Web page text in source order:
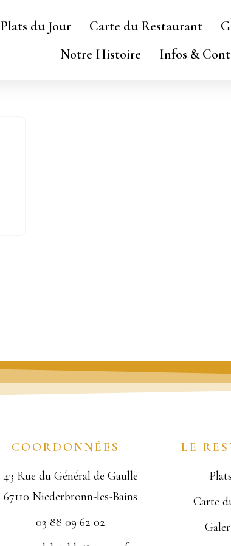
Plats du Jour Carte du Restaurant
Notre Histoire
Infos &
COORDONNÉES
43 Rue du Général de Gaulle
67110 Niederbronn-les-Bains
03 88 09 62 02
LE
Carte